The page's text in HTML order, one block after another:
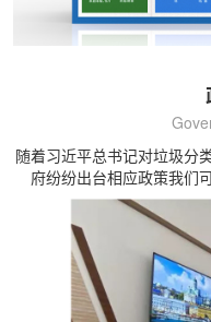
随着习近平总书记对垃圾分
府纷纷出台相应政策我们